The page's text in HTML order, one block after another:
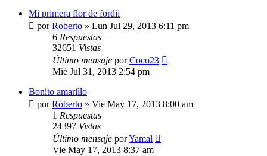
Mi primera flor de fordii
porRoberto » Lun Jul 29, 2013 6:11 pm
6 Respuestas
32651 Vistas
Último mensaje porCoco23
Mié Jul 31, 2013 2:54 pm
Bonito amarillo
porRoberto » Vie May 17, 2013 8:00 am
1 Respuestas
24397 Vistas
Último mensaje porYamal
Vie May 17, 2013 8:37 am